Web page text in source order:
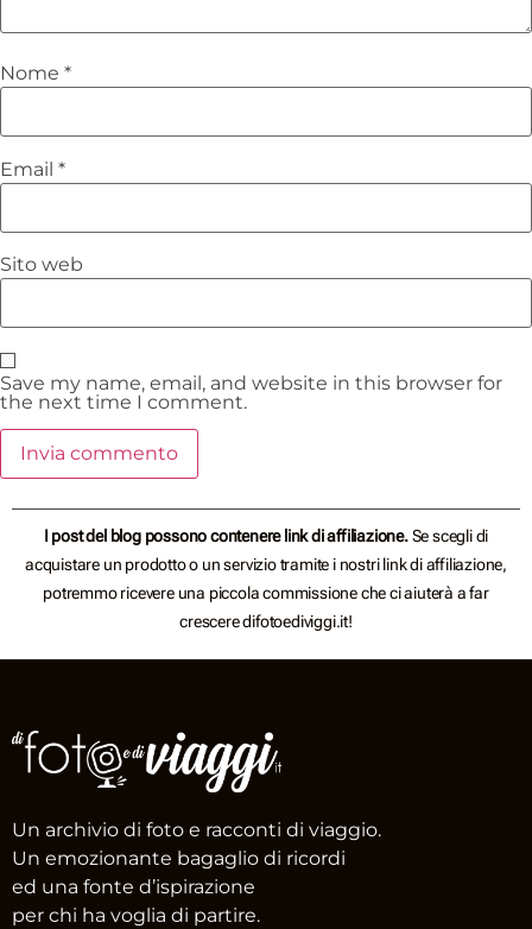
Nome *
Email *
Sito web
Save my name, email, and website in this browser for
the next time I comment.
I post del blog possono contenere link di affiliazione.Se scegli di
acquistare un prodotto o un servizio tramite i nostri link di affiliazione,
potremmo ricevere una piccola commissione che ci aiuterà a far
crescere difotoediviggi.it!
Un archivio di foto e racconti di viaggio.
Un emozionante bagaglio di ricordi
ed una fonte d’ispirazione
per chi ha voglia di partire.